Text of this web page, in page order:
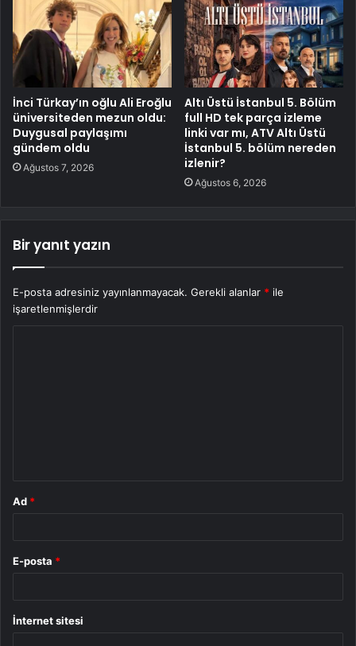
İnci Türkay’ın oğlu Ali Eroğlu
üniversiteden mezun oldu:
Duygusal paylaşımı
gündem oldu
Ağustos 7, 2026
Altı Üstü İstanbul 5. Bölüm
full HD tek parça izleme
linki var mı, ATV Altı Üstü
İstanbul 5. bölüm nereden
izlenir?
Ağustos 6, 2026
Bir yanıt yazın
E-posta adresiniz yayınlanmayacak. Gerekli alanlar * ile
işaretlenmişlerdir
Ad *
E-posta *
İnternet sitesi